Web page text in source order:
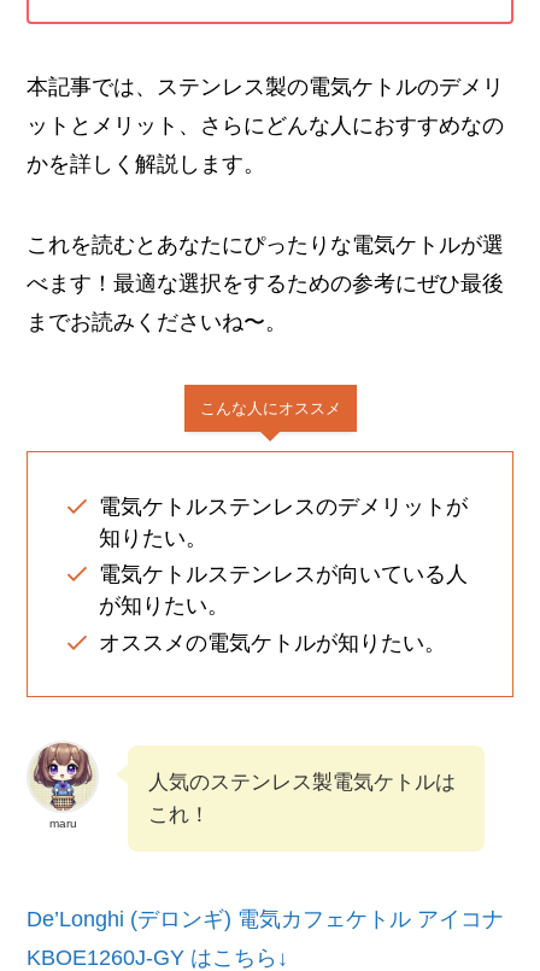
本記事では、ステンレス製の電気ケトルのデメリ
ットとメリット、さらにどんな人におすすめなの
かを詳しく解説します。
これを読むとあなたにぴったりな電気ケトルが選
べます！最適な選択をするための参考にぜひ最後
までお読みくださいね〜。
こんな人にオススメ
電気ケトルステンレスのデメリットが
知りたい。
電気ケトルステンレスが向いている人
が知りたい。
オススメの電気ケトルが知りたい。
maru
人気のステンレス製電気ケトルは
これ！
De’Longhi (デロンギ) 電気カフェケトル アイコナ
KBOE1260J-GY はこちら↓